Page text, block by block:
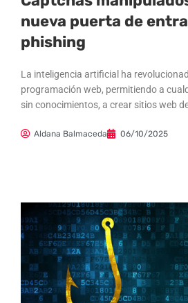
nueva puerta de
phishing
La inteligencia artificial ha
programación web, permitiendo a
sin conocimientos, a crear sitios web
Aldana Balmaceda 06/10/2025